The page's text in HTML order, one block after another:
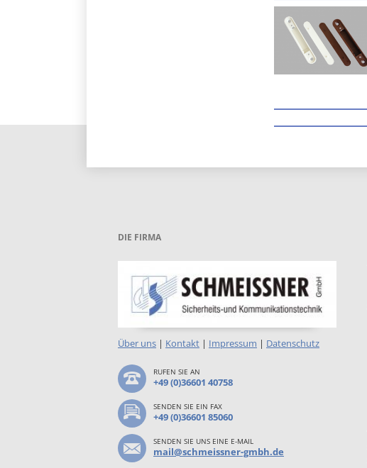
DIE FIRMA
Über uns | Kontakt | Impressum | Datenschutz
RUFEN SIE AN
+49 (0)36601 40758
SENDEN SIE EIN FAX
+49 (0)36601 85060
SENDEN SIE UNS EINE E-MAIL
mail@schmeissner-gmbh.de